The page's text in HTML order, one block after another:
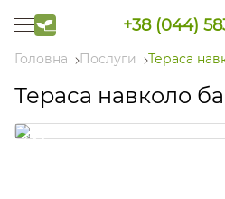
+38 (044)
Головна Послуги Тераса
Тераса навколо